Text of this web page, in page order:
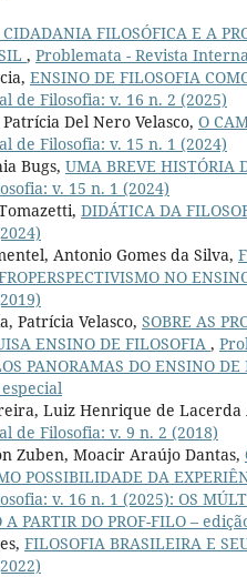
CIDADANIA FILOSÓFICA E A
, Problemata - Revista
ENSINO DE FILOSOFIA
de Filosofia: v. 16 n. 2 (2025)
Del Nero Velasco, O
de Filosofia: v. 15 n. 1 (2024)
Bugs, UMA BREVE HISTÓRIA
v. 15 n. 1 (2024)
DIDÁTICA DA
Antonio Gomes da Silva,
NO
Patrícia Velasco, SOBRE AS
ENSINO DE FILOSOFIA ,
PANORAMAS DO ENSINO
Luiz Henrique de Lacerda
de Filosofia: v. 9 n. 2 (2018)
Zuben, Moacir Araújo Dantas,
POSSIBILIDADE DA
v. 16 n. 1 (2025): OS
PARTIR DO PROF-FILO –
FILOSOFIA BRASILEIRA E